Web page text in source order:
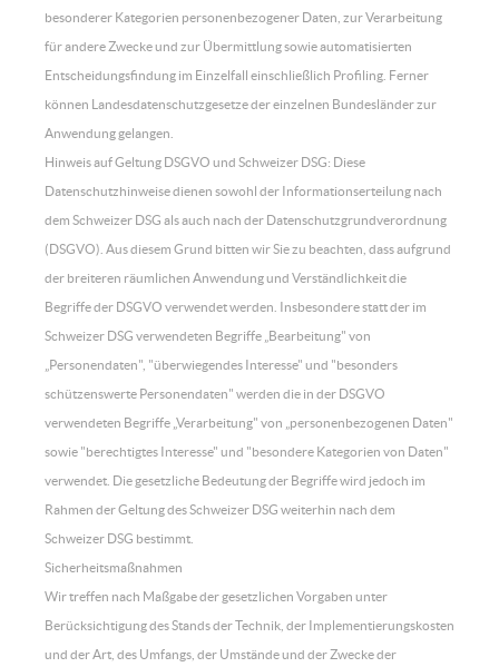
besonderer Kategorien personenbezogener Daten, zur Verarbeitung
für andere Zwecke und zur Übermittlung sowie automatisierten
Entscheidungsfindung im Einzelfall einschließlich Profiling. Ferner
können Landesdatenschutzgesetze der einzelnen Bundesländer zur
Anwendung gelangen.
Hinweis auf Geltung DSGVO und Schweizer DSG: Diese
Datenschutzhinweise dienen sowohl der Informationserteilung nach
dem Schweizer DSG als auch nach der Datenschutzgrundverordnung
(DSGVO). Aus diesem Grund bitten wir Sie zu beachten, dass aufgrund
der breiteren räumlichen Anwendung und Verständlichkeit die
Begriffe der DSGVO verwendet werden. Insbesondere statt der im
Schweizer DSG verwendeten Begriffe „Bearbeitung" von
„Personendaten", "überwiegendes Interesse" und "besonders
schützenswerte Personendaten" werden die in der DSGVO
verwendeten Begriffe „Verarbeitung" von „personenbezogenen Daten"
sowie "berechtigtes Interesse" und "besondere Kategorien von Daten"
verwendet. Die gesetzliche Bedeutung der Begriffe wird jedoch im
Rahmen der Geltung des Schweizer DSG weiterhin nach dem
Schweizer DSG bestimmt.
Sicherheitsmaßnahmen
Wir treffen nach Maßgabe der gesetzlichen Vorgaben unter
Berücksichtigung des Stands der Technik, der Implementierungskosten
und der Art, des Umfangs, der Umstände und der Zwecke der